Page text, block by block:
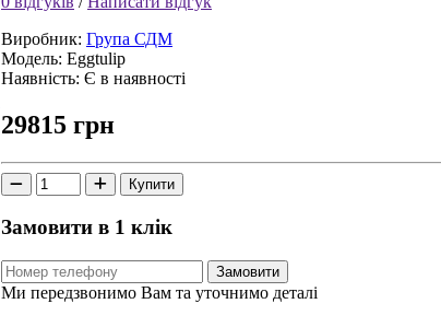
Виробник: Група СДМ
Модель: Eggtulip
Наявність: Є в наявності
29815 грн
Купити
Замовити в 1 клік
Замовити
Ми передзвонимо Вам та уточнимо деталі